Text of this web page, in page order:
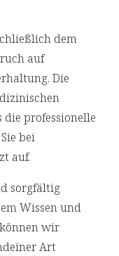
dem
auf
Die
die professionelle
bei
auf.
sorgfältig
Wissen und
wir
Art